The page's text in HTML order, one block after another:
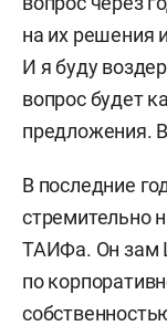
на их решения
И я буду
вопрос будет
предложения.
В последние
стремительно
ТАИФа. Он зам
по